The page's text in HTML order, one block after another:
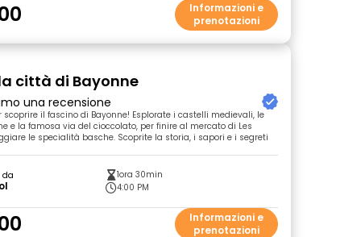
Informazioni e
prenotazioni
città di Bayonne
una recensione
scoprire il fascino di Bayonne! Esplorate i castelli medievali, le
e la famosa via del cioccolato, per finire al mercato di Les
le specialità basche. Scoprite la storia, i sapori e i segreti
da
1ora 30min
4:00 PM
Informazioni e
prenotazioni